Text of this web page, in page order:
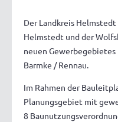
Der Landkreis
Helmstedt und der
neuen
Barmke / Rennau.
Im Rahmen der
Planungsgebiet mit
8